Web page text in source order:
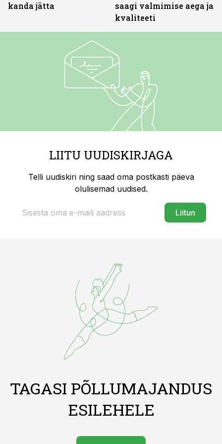
kanda jätta
saagi valmimise aega ja
kvaliteeti
LIITU UUDISKIRJAGA
Telli uudiskiri ning saad oma postkasti päeva
olulisemad uudised.
Liitun
TAGASI PÕLLUMAJANDUS
ESILEHELE